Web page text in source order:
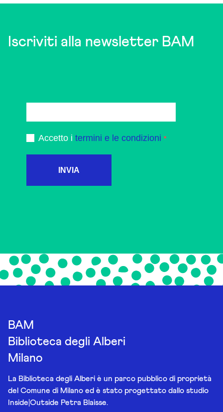
Iscriviti alla newsletter BAM
Accetto i termini e le condizioni
INVIA
BAM
Biblioteca degli Alberi
Milano
La Biblioteca degli Alberi è un parco pubblico di proprietà
del Comune di Milano ed è stato progettato dallo studio
Inside|Outside Petra Blaisse.